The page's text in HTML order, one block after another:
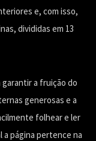
e, com isso,
divididas em 13
a fruição do
generosas e a
folhear e ler
a página pertence na